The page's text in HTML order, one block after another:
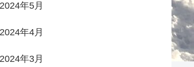
2024年5月
2024年4月
2024年3月